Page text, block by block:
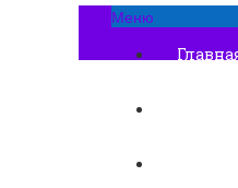
Меню